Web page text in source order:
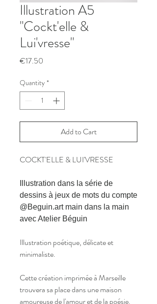
Illustration A5
"Cockt'elle &
Lui'vresse"
€17.50
Quantity *
Add to Cart
COCKT'ELLE & LUI'VRESSE
Illustration dans la série de
dessins à jeux de mots du compte
@Beguin.art main dans la main
avec Atelier Béguin
Illustration poétique, délicate et
minimaliste.
Cette création imprimée à Marseille
trouvera sa place dans une maison
amoureuse de l'amour et de la poésie.